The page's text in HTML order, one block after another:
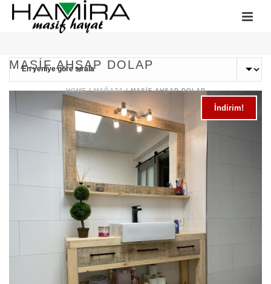
MASIF AHŞAP DOLAP
HOME/MAĞAZA/MASIF AHŞAP DOLAP
İndirim!